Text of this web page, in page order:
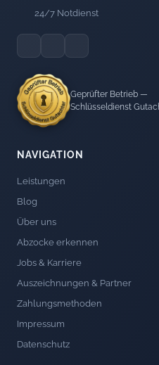
24/7 Notdienst
Geprüfter Betrieb —
Schlüsseldienst
NAVIGATION
Leistungen
Blog
Über uns
Abzocke erkennen
Jobs & Karriere
Auszeichnungen & Partner
Zahlungsmethoden
Impressum
Datenschutz